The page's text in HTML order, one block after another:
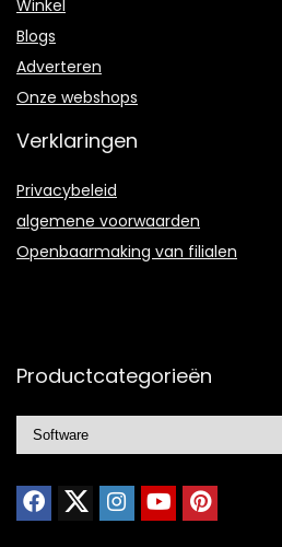
Winkel
Blogs
Adverteren
Onze webshops
Verklaringen
Privacybeleid
algemene voorwaarden
Openbaarmaking van filialen
Productcategorieën